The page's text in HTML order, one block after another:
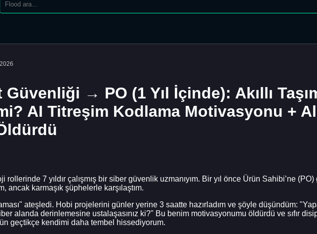
→ PO (1 Yıl İçinde): Akıllı
AI Titreşim Kodlama Motivasyonu +
rollerinde 7 yıldır çalışmış bir siber güvenlik uzmanıyım. Bir yıl önce Ürün Sahibi’ne
ancak karmaşık şüphelerle karşılaştım.
ateşledi. Hobi projelerini günler yerine 3 saatte hazırladım ve şöyle düşündüm:
alanda derinlemesine ustalaşasınız ki?" Bu benim motivasyonumu öldürdü ve sıfır
geçtikçe kendimi daha tembel hissediyorum.